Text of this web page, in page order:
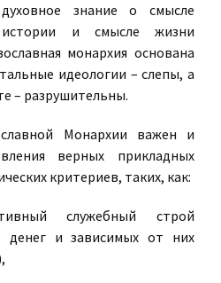
знание о смысле
истории и смысле жизни
монархия основана
идеологии – слепы, а
– разрушительны.
Монархии важен и
верных прикладных
критериев, таких, как:
служебный строй
денег и зависимых от них